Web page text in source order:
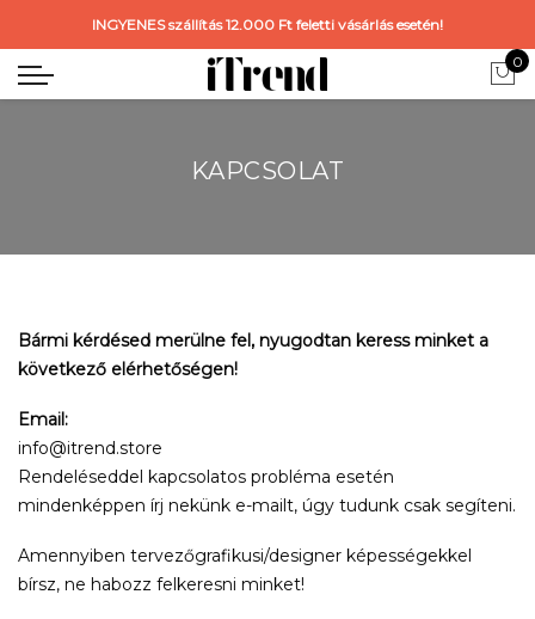
INGYENES szállítás 12.000 Ft feletti vásárlás esetén!
0
KAPCSOLAT
Bármi kérdésed merülne fel, nyugodtan keress minket a
következő elérhetőségen!
Email:
info@itrend.store
Rendeléseddel kapcsolatos probléma esetén
mindenképpen írj nekünk e-mailt, úgy tudunk csak segíteni.
Amennyiben tervezőgrafikusi/designer képességekkel
bírsz, ne habozz felkeresni minket!